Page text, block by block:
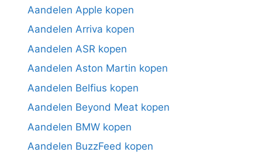
Aandelen Apple kopen
Aandelen Arriva kopen
Aandelen ASR kopen
Aandelen Aston Martin kopen
Aandelen Belfius kopen
Aandelen Beyond Meat kopen
Aandelen BMW kopen
Aandelen BuzzFeed kopen